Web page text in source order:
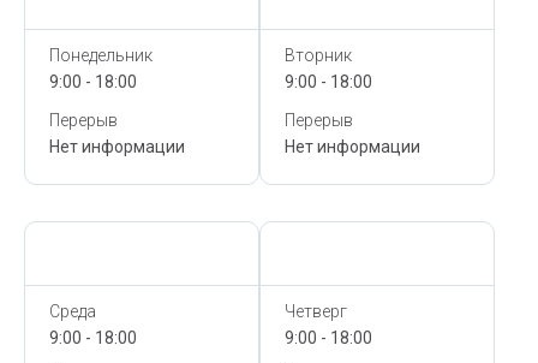
Понедельник
9:00 - 18:00
Перерыв
Нет информации
Вторник
9:00 - 18:00
Перерыв
Нет информации
Среда
9:00 - 18:00
Четверг
9:00 - 18:00